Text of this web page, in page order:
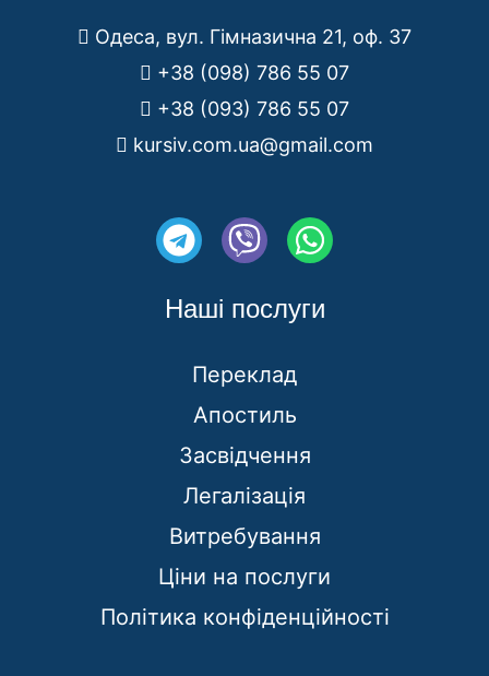
Одеса, вул. Гімназична 21, оф. 37
+38 (098) 786 55 07
+38 (093) 786 55 07
kursiv.com.ua@gmail.com
T
e
l
e
g
a
m
V
i
b
e
r
W
h
a
t
p
Наші послуги
Переклад
Апостиль
Засвідчення
Легалізація
Витребування
Ціни на послуги
Політика конфіденційності